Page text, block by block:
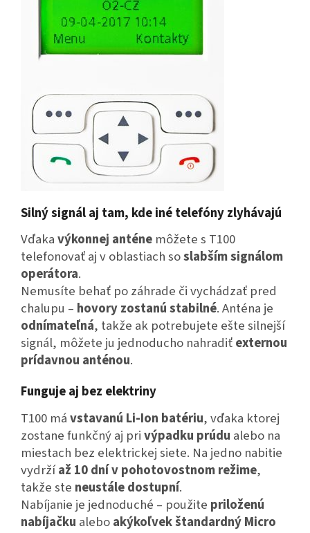
Silný signál aj tam, kde iné telefóny zlyhávajú
Vďakavýkonnej anténe môžete s T100
telefonovať aj v oblastiach soslabším signálom
operátora.
Nemusíte behať po záhrade či vychádzať pred
chalupu – hovory zostanú stabilné.Anténa je
odnímateľná, takže ak potrebujete ešte silnejší
signál, môžete ju jednoducho nahradiťexternou
prídavnou anténou.
Funguje aj bez elektriny
T100 mávstavanú Li-Ion batériu, vďaka ktorej
zostane funkčný aj privýpadku prúdu alebo na
miestach bez elektrickej siete. Na jedno nabitie
vydržíaž 10 dní v pohotovostnom režime,
takže ste neustále dostupní.
Nabíjanie je jednoduché – použite priloženú
nabíjačku aleboakýkoľvek štandardný Micro